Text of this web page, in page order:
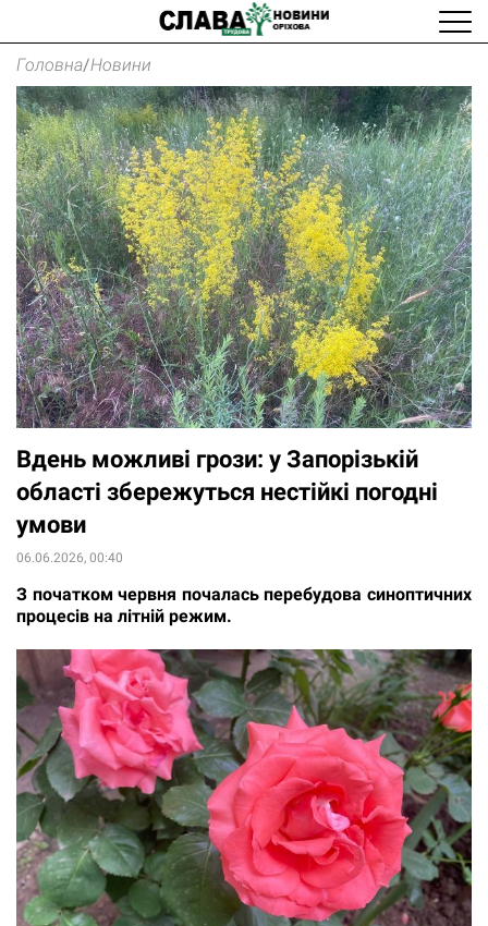
Головна/Новини
Вдень можливі грози: у Запорізькій
області збережуться нестійкі погодні
умови
06.06.2026, 00:40
З початком червня почалась перебудова синоптичних
процесів на літній режим.